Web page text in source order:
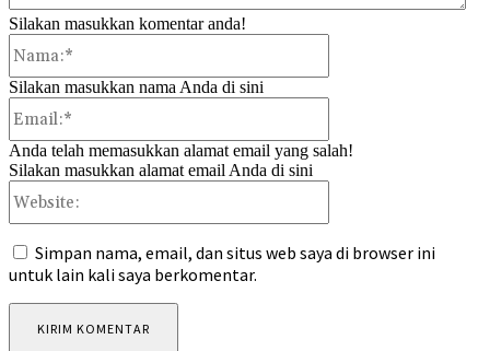
Silakan masukkan komentar anda!
Silakan masukkan nama Anda di sini
Anda telah memasukkan alamat email yang salah!
Silakan masukkan alamat email Anda di sini
Simpan nama, email, dan situs web saya di browser ini
untuk lain kali saya berkomentar.